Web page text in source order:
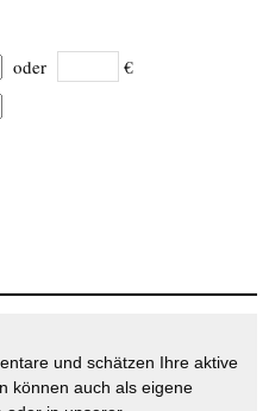
oder €
und schätzen Ihre aktive
können auch als eigene